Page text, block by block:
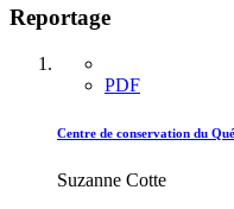
Reportage
PDF
Centre de conservation du
Suzanne Cotte